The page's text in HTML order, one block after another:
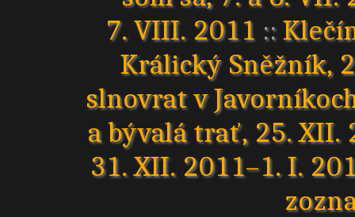
7. VIII. 2011 ::
Králický Sněžník,
slnovrat v
a bývalá trať, 25. XII.
31. XII. 2011–1. I.